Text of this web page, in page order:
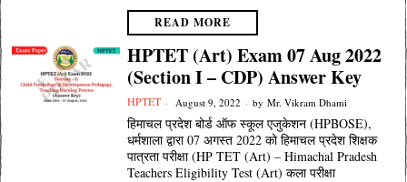
READ MORE
HPTET (Art) Exam 07 Aug 2022
(Section I – CDP) Answer Key
HPTET August 9, 2022 by Mr. Vikram Dhami
हिमाचल प्रदेश बोर्ड ऑफ स्कूल एजुकेशन (HPBOSE),
धर्मशाला द्वारा 07 अगस्त 2022 को हिमाचल प्रदेश शिक्षक
पात्रता परीक्षा (HP TET (Art) – Himachal Pradesh
Teachers Eligibility Test (Art) कला परीक्षा